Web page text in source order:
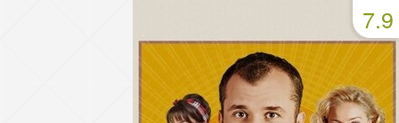
7.9